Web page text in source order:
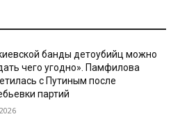
банды детоубийц можно
чего угодно». Памфилова
с Путиным после
партий